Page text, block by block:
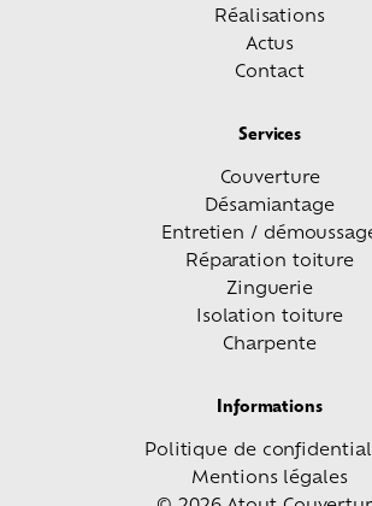
Réalisations
Actus
Contact
Services
Couverture
Désamiantage
Entretien /
Réparation toiture
Zinguerie
Isolation toiture
Charpente
Informations
Politique de
Mentions légales